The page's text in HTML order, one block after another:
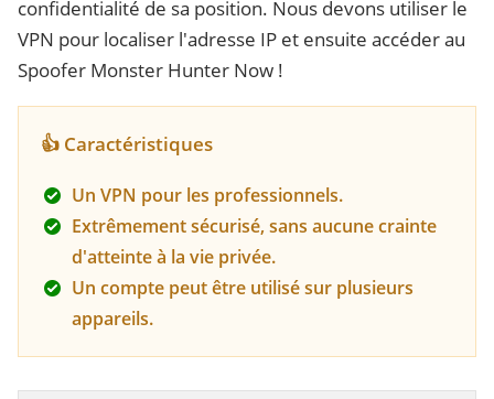
confidentialité de sa position. Nous devons utiliser le
VPN pour localiser l'adresse IP et ensuite accéder au
Spoofer Monster Hunter Now !
👍 Caractéristiques
Un VPN pour les professionnels.
Extrêmement sécurisé, sans aucune crainte
d'atteinte à la vie privée.
Un compte peut être utilisé sur plusieurs
appareils.